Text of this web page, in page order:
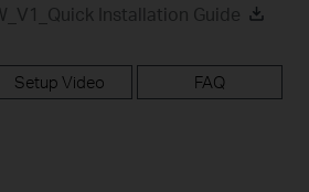
Installation Guide
Setup Video FAQ